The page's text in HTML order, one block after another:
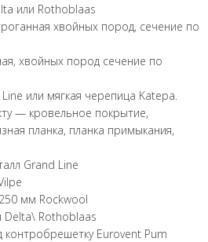
или Rothoblaas
хвойных пород, сечение по
хвойных пород сечение по
или мягкая черепица Katepa.
— кровельное покрытие,
планка, планка примыкания,
Grand Line
мм Rockwool
Delta\ Rothoblaas
контробрешетку Eurovent Pum